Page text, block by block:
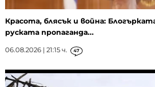
Красота, блясък и война:
руската пропаганда...
06.08.2026 | 21:15 ч. 47